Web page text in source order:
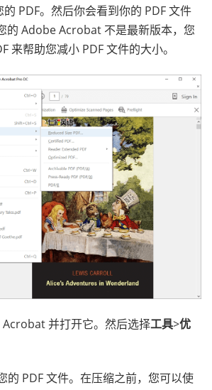
的 PDF。然后你会看到你的 PDF 文件
的 Adobe Acrobat 不是最新版本，您
来帮助您减小 PDF 文件的大小。
并打开它。然后选择工具>优
的 PDF 文件。在压缩之前，您可以使